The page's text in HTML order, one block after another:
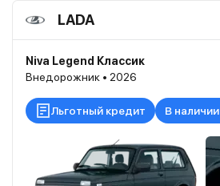
LADA
Niva Legend Классик
Внедорожник • 2026
Льготный кредит В наличии